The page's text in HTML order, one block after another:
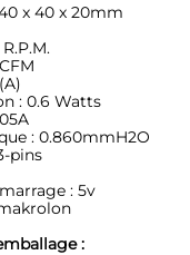
x 40 x 20mm
: 0.6 Watts
: 0.860mmH2O
pins
: 5v
: